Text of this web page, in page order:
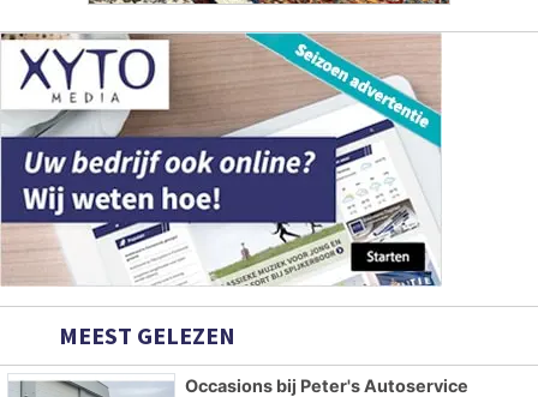
MEEST GELEZEN
Occasions bij Peter's Autoservice